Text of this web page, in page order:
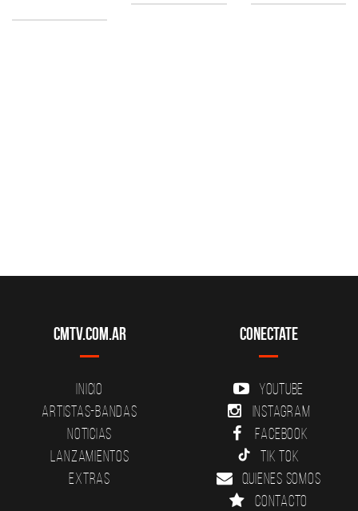
CMTV.com.ar
Inicio
Artistas-Bandas
Noticias
Lanzamientos
Extras
Conectate
YouTube
Instagram
Facebook
Tik Tok
Quienes somos
Contacto